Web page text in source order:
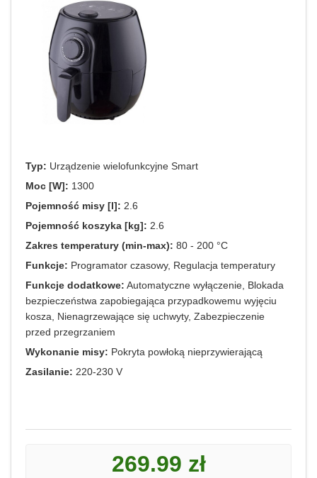
Typ: Urządzenie wielofunkcyjne Smart
Moc [W]: 1300
Pojemność misy [l]: 2.6
Pojemność koszyka [kg]: 2.6
Zakres temperatury (min-max): 80 - 200 °C
Funkcje: Programator czasowy, Regulacja temperatury
Funkcje dodatkowe: Automatyczne wyłączenie, Blokada
bezpieczeństwa zapobiegająca przypadkowemu wyjęciu
kosza, Nienagrzewające się uchwyty, Zabezpieczenie
przed przegrzaniem
Wykonanie misy: Pokryta powłoką nieprzywierającą
Zasilanie: 220-230 V
269.99 zł